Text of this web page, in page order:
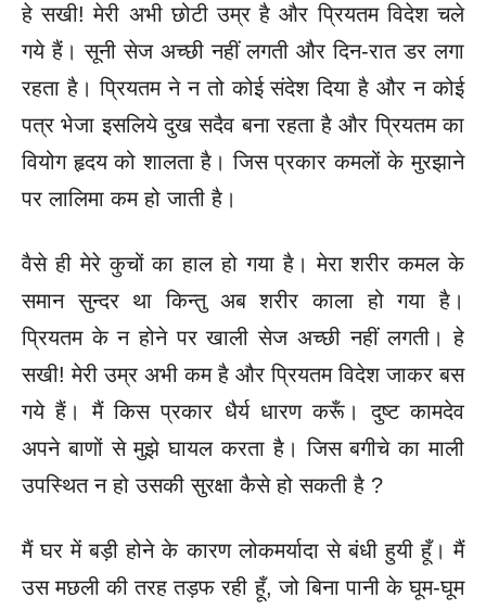
हे सखी! मेरी अभी छोटी उम्र है और प्रियतम विदेश चले
गये हैं। सूनी सेज अच्छी नहीं लगती और दिन-रात डर लगा
रहता है। प्रियतम ने न तो कोई संदेश दिया है और न कोई
पत्र भेजा इसलिये दुख सदैव बना रहता है और प्रियतम का
वियोग हृदय को शालता है। जिस प्रकार कमलों के मुरझाने
पर लालिमा कम हो जाती है।
वैसे ही मेरे कुचों का हाल हो गया है। मेरा शरीर कमल के
समान सुन्दर था किन्तु अब शरीर काला हो गया है।
प्रियतम के न होने पर खाली सेज अच्छी नहीं लगती। हे
सखी! मेरी उम्र अभी कम है और प्रियतम विदेश जाकर बस
गये हैं। मैं किस प्रकार धैर्य धारण करूँ। दुष्ट कामदेव
अपने बाणों से मुझे घायल करता है। जिस बगीचे का माली
उपस्थित न हो उसकी सुरक्षा कैसे हो सकती है ?
मैं घर में बड़ी होने के कारण लोकमर्यादा से बंधी हुयी हूँ। मैं
उस मछली की तरह तड़फ रही हूँ, जो बिना पानी के घूम-घूम